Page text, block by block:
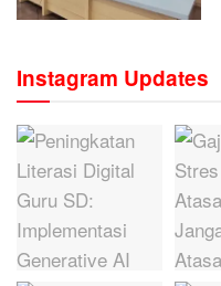
Instagram Updates